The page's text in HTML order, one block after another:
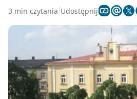
3 min czytania Udostępnij